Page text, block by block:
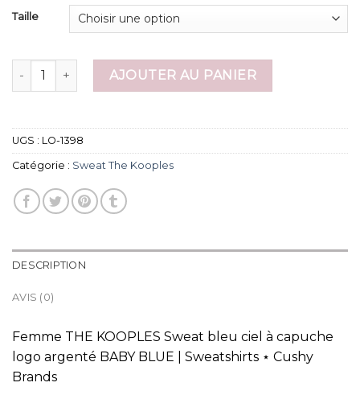
Taille
quantité de sweat the kooples
AJOUTER AU PANIER
UGS : LO-1398
Catégorie : Sweat The Kooples
DESCRIPTION
AVIS (0)
Femme THE KOOPLES Sweat bleu ciel à capuche
logo argenté BABY BLUE | Sweatshirts ⋆ Cushy
Brands